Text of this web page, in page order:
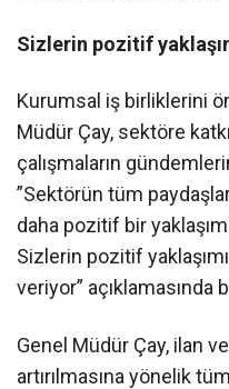
Sizlerin pozitif
Kurumsal iş birliklerini
Müdür Çay, sektöre
çalışmaların
”Sektörün tüm
daha pozitif bir
Sizlerin pozitif
veriyor” açıklamasında
Genel Müdür Çay, ilan
artırılmasına yönelik